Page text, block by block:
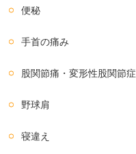
便秘
手首の痛み
股関節痛・変形性股関節症
野球肩
寝違え